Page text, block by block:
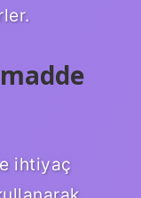
ihtiyaç